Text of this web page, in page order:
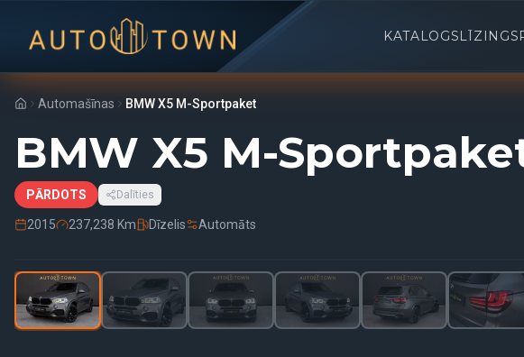
KATALOGSLĪZINGS
Automašīnas BMW X5 M-Sportpaket
BMW X5 M-
PĀRDOTS Dalīties
2015 237,238 Km Dīzelis Automāts